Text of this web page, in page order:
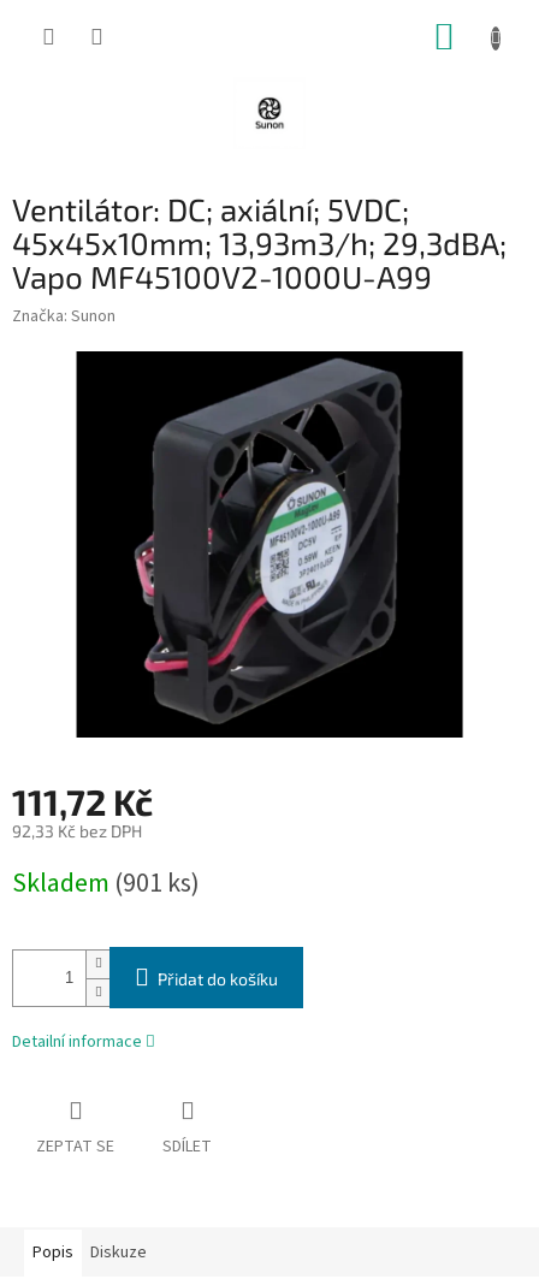
Ventilátor: DC; axiální; 5VDC;
45x45x10mm; 13,93m3/h; 29,3dBA;
Vapo MF45100V2-1000U-A99
Značka: Sunon
111,72 Kč
92,33 Kč bez DPH
cena:
Skladem (901 ks)
Přidat do košíku
Detailní informace
ZEPTAT SE SDÍLET
Popis Diskuze